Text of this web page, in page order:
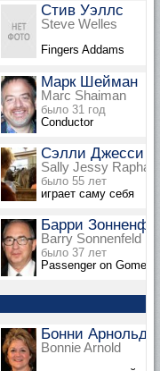
Стив Уэллс
Steve Welles
Fingers Addams
Марк Шейман
Marc Shaiman
было 31 год
Conductor
Сэлли Джесси
Sally Jessy Raphael
было 55 лет
играет саму себя
Барри
Barry Sonnenfeld
было 37 лет
Passenger on
Бонни Арнольд
Bonnie Arnold